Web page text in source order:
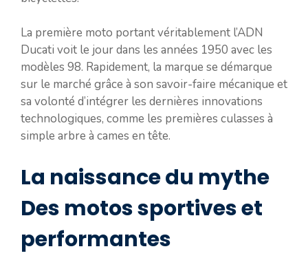
La première moto portant véritablement l’ADN
Ducati voit le jour dans les années 1950 avec les
modèles 98. Rapidement, la marque se démarque
sur le marché grâce à son savoir-faire mécanique et
sa volonté d’intégrer les dernières innovations
technologiques, comme les premières culasses à
simple arbre à cames en tête.
La naissance du mythe
Des motos sportives et
performantes